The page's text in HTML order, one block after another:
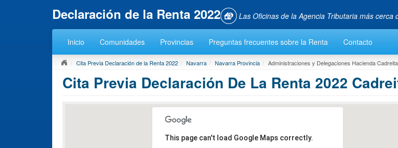
Declaración de la Renta 2022 Las Oficinas de la Agencia Tributaria más
Inicio Comunidades Provincias Preguntas frecuentes sobre la Renta Contacto
Cita Previa Declaración de la Renta 2022 Navarra Navarra Provincia Administraciones y Delegaciones Hacienda Cadreita
Cita Previa Declaración De La Renta 2022
This page can't load Google Maps correctly.